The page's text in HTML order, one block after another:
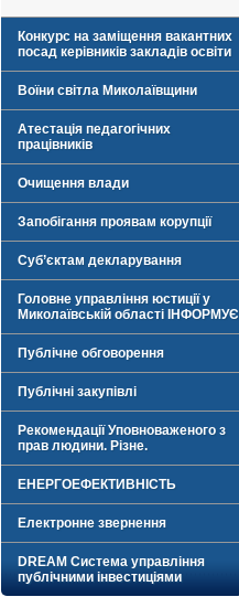
Конкурс на заміщення вакантних
посад керівників закладів освіти
Воїни світла Миколаївщини
Атестація педагогічних
працівників
Очищення влади
Запобігання проявам корупції
Суб’єктам декларування
Головне управління юстиції у
Миколаївській області ІНФОРМУЄ
Публічне обговорення
Публічні закупівлі
Рекомендації Уповноваженого з
прав людини. Різне.
ЕНЕРГОЕФЕКТИВНІСТЬ
Електронне звернення
DREAM Система управління
публічними інвестиціями